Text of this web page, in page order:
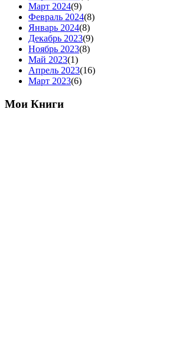
Март 2024(9)
Февраль 2024(8)
Январь 2024(8)
Декабрь 2023(9)
Ноябрь 2023(8)
Май 2023(1)
Апрель 2023(16)
Март 2023(6)
Мои Книги